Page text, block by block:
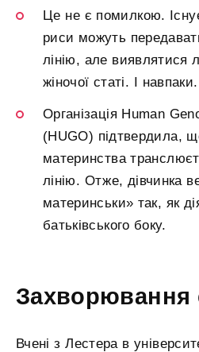
Це не є помилкою.
риси можуть
лінію, але виявлятися
жіночої статі. І навпаки.
Організація Human
(HUGO) підтвердила,
материнства
лінію. Отже, дівчинка
материнськи» так, як
батьківського боку.
Захворювання
Вчені з Лестера в